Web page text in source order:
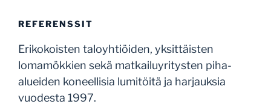
REFERENSSIT
Erikokoisten taloyhtiöiden, yksittäisten
lomamökkien sekä matkailuyritysten piha-
alueiden koneellisia lumitöitä ja harjauksia
vuodesta 1997.